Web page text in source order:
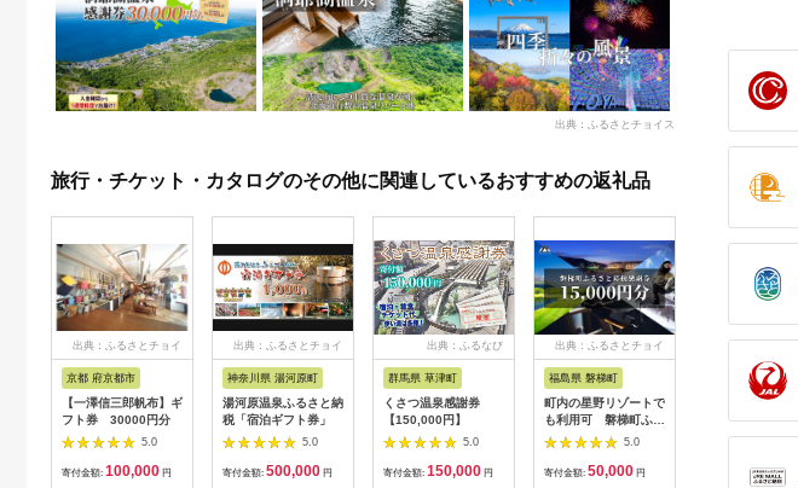
出典：ふるさとチョイス
旅行・チケット・カタログのその他に関連しているおすすめの返礼品
出典：ふるさとチョイ
ス
京都 府京都市
【一澤信三郎帆布】ギ
フト券 30000円分
5.0
寄付金額: 100,000 円
出典：ふるさとチョイ
ス
神奈川県 湯河原町
湯河原温泉ふるさと納
税「宿泊ギフト券」
5.0
寄付金額: 500,000 円
出典：ふるなび
群馬県 草津町
くさつ温泉感謝券
【150,000円】
5.0
寄付金額: 150,000 円
出典：ふるさとチョイ
ス
福島県 磐梯町
町内の星野リゾートで
も利用可 磐梯町ふる
さと応援感謝券
（15,000円分）
5.0
寄付金額: 50,000 円
群馬県 草津町
くさつ温泉感謝券
【500,000円】